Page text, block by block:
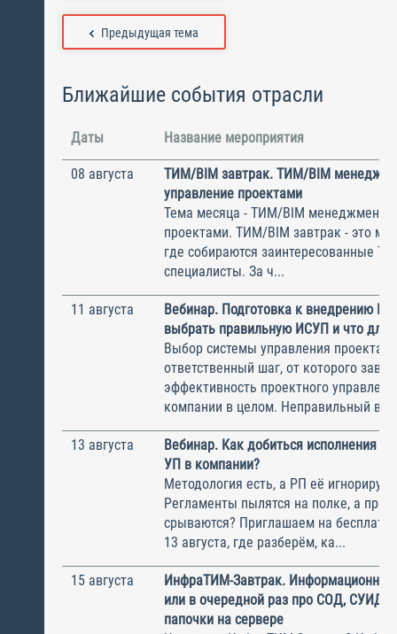
Предыдущая тема
Ближайшие события отрасли
Даты Название мероприятия
08 августа
ТИМ/BIM завтрак. ТИМ/BIM
управление проектами
Тема месяца - ТИМ/BIM менеджмент и
проектами. ТИМ/BIM завтрак - это
где собираются заинтересованные
специалисты. За ч...
11 августа
Вебинар. Подготовка к внедрению
выбрать правильную ИСУП и что для
Выбор системы управления
ответственный шаг, от которого
эффективность проектного
компании в целом. Неправильный
13 августа
Вебинар. Как добиться исполнения
УП в компании?
Методология есть, а РП её
Регламенты пылятся на полке, а
срываются? Приглашаем на
13 августа, где разберём, ка...
15 августа
ИнфраТИМ-Завтрак.
или в очередной раз про СОД, СУИД и
папочки на сервере